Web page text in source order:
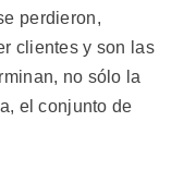
perdieron,
clientes y son las
no sólo la
el conjunto de